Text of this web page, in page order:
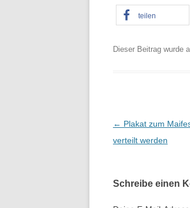
teilen
Dieser Beitrag wurde
B
e
r
a
← Plakat zum
verteilt werden
Schreibe einen